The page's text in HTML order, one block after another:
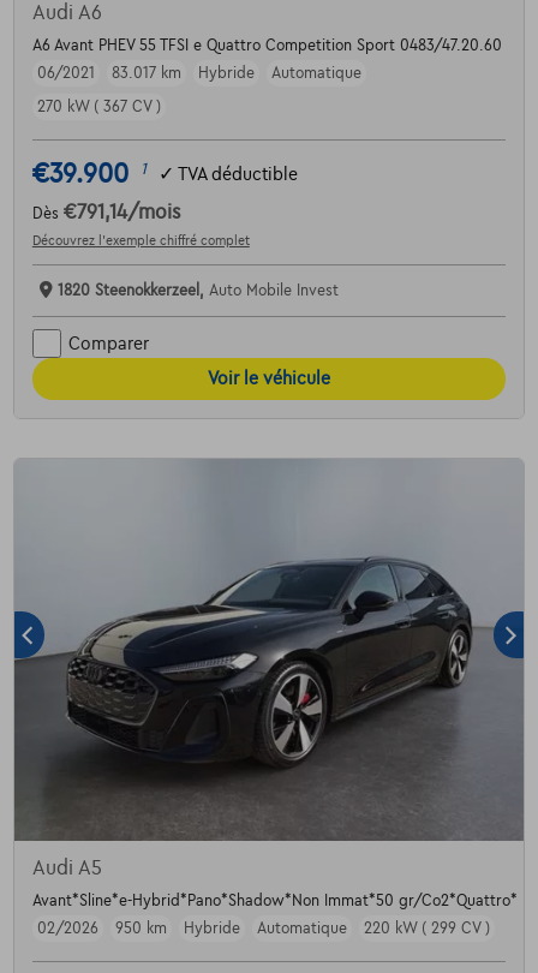
Audi A6
A6 Avant PHEV 55 TFSI e Quattro Competition Sport 0483/47.20.60
06/2021
83.017 km Hybride
Automatique
270 kW ( 367 CV )
€39.900 1 ✓ TVA déductible
Dès €791,14/mois
Découvrez l’exemple chiffré complet
1820 Steenokkerzeel, Auto Mobile Invest
Comparer
Voir le véhicule
Audi A5
Avant*Sline*e-Hybrid*Pano*Shadow*Non Immat*50 gr/Co2*Quattro*
02/2026
950 km Hybride Automatique 220 kW ( 299 CV )